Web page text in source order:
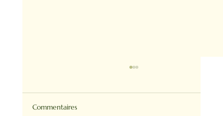
Commentaires